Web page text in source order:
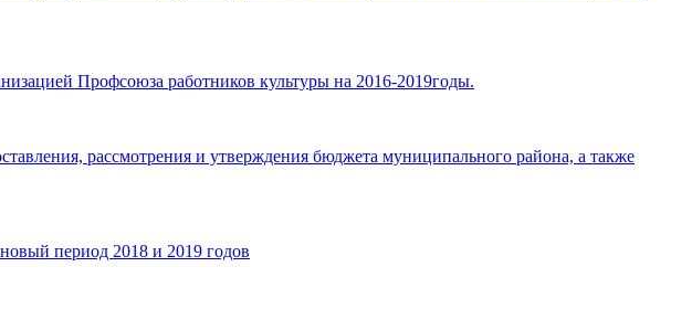
Профсоюза работников культуры на 2016-2019годы.
рассмотрения и утверждения бюджета муниципального района, а также
период 2018 и 2019 годов